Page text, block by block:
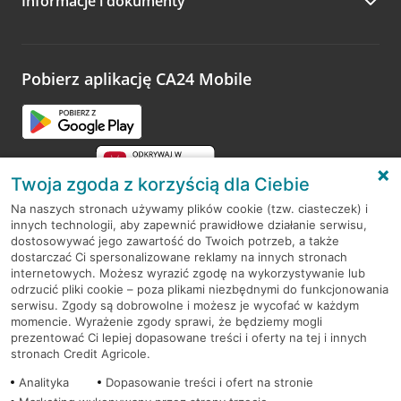
Zachęcamy do podzielenia się z nami opinią o wizycie.
opinie.
Pobierz aplikację CA24 Mobile
RODO
Regulamin serwisu
Mapa serwisu
PolitykaCookies
Twoja zgoda z korzyścią dla Ciebie
Na naszych stronach używamy plików cookie (tzw. ciasteczek) i
innych technologii, aby zapewnić prawidłowe działanie serwisu,
dostosowywać jego zawartość do Twoich potrzeb, a także
dostarczać Ci spersonalizowane reklamy na innych stronach
internetowych. Możesz wyrazić zgodę na wykorzystywanie lub
odrzucić pliki cookie – poza plikami niezbędnymi do funkcjonowania
serwisu. Zgody są dobrowolne i możesz je wycofać w każdym
momencie. Wyrażenie zgody sprawi, że będziemy mogli
prezentować Ci lepiej dopasowane treści i oferty na tej i innych
stronach Credit Agricole.
Analityka
Dopasowanie treści i ofert na stronie